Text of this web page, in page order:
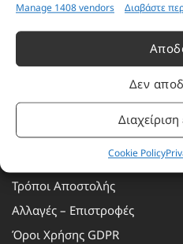
Manage 1408 vendors Διαβάστε
Δεν
Cookie Policy
Πρόγραμμα Ανταμοιβής
Επικοινωνία
Τρόποι Πληρωμής
Τρόποι Αποστολής
Αλλαγές – Επιστροφές
Όροι Χρήσης GDPR